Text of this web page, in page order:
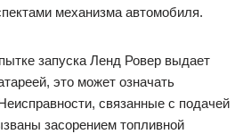
механизма автомобиля.
запуска Ленд Ровер выдает
это может означать
связанные с подачей
засорением топливной